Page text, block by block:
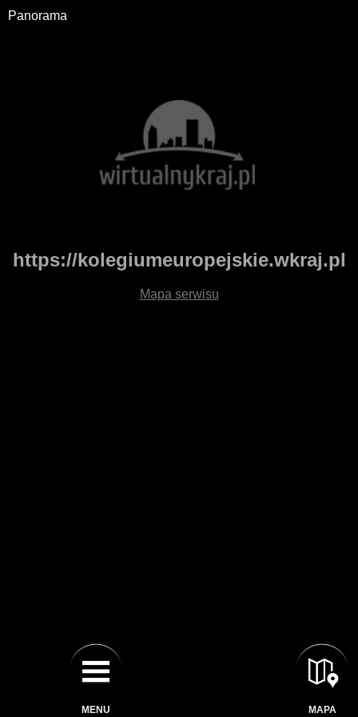
https://kolegiumeuropejskie.wkraj.pl
Mapa serwisu
Panorama
MENU MAPA